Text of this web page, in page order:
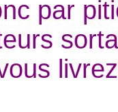
par